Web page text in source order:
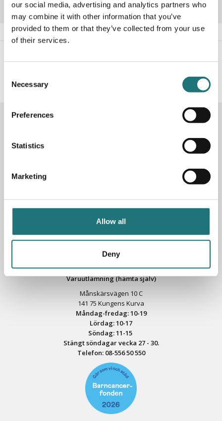
our social media, advertising and analytics partners who
may combine it with other information that you’ve
provided to them or that they’ve collected from your use
of their services.
Selection
Necessary
Preferences
Statistics
Marketing
Allow all
Deny
Söndag: 11-17
Telefon:08-702 78 22
Se öppettider för helgdag här
Fri parkering på Åsögatan 121
Varuutlämning (hämta själv)
Månskärsvägen 10 C
141 75 Kungens Kurva
Måndag-fredag: 10-19
Lördag: 10-17
Söndag: 11-15
Stängt söndagar vecka 27 - 30.
Telefon: 08-556 50 550